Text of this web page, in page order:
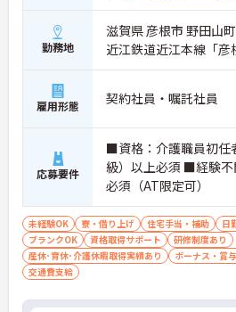
勤務地
滋賀県 彦根市 野田山
近江鉄道近江本線「
雇用形態 契約社員・嘱託社員
応募要件
■資格：介護職員初任
級）以上必須 ■経験
必須（AT限定可）
未経験OK 寮・借り上げ 住宅手当・補助 日
ブランクOK
資格取得サポート
研修制度あり
産休･育休･介護休暇取得実績あり
ボーナス・賞
交通費支給